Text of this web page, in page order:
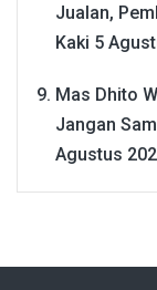
Jualan,
Kaki 5
Mas Dhito
Jangan
Agustus